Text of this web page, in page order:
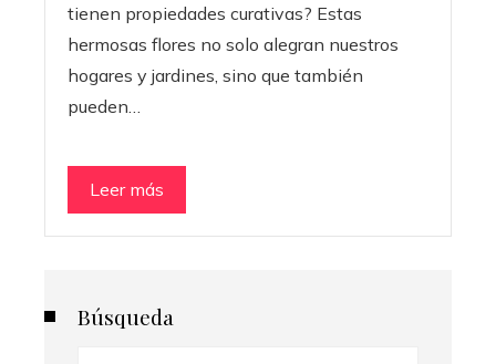
tienen propiedades curativas? Estas
hermosas flores no solo alegran nuestros
hogares y jardines, sino que también
pueden…
Leer más
Búsqueda